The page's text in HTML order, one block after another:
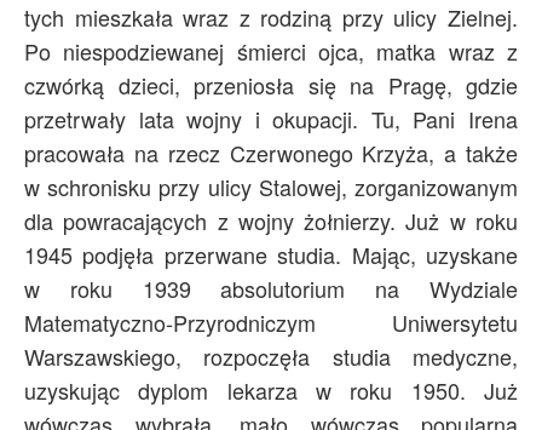
tych mieszkała wraz z rodziną przy ulicy Zielnej.
Po niespodziewanej śmierci ojca, matka wraz z
czwórką dzieci, przeniosła się na Pragę, gdzie
przetrwały lata wojny i okupacji. Tu, Pani Irena
pracowała na rzecz Czerwonego Krzyża, a także
w schronisku przy ulicy Stalowej, zorganizowanym
dla powracających z wojny żołnierzy. Już w roku
1945 podjęła przerwane studia. Mając, uzyskane
w roku 1939 absolutorium na Wydziale
Matematyczno-Przyrodniczym Uniwersytetu
Warszawskiego, rozpoczęła studia medyczne,
uzyskując dyplom lekarza w roku 1950. Już